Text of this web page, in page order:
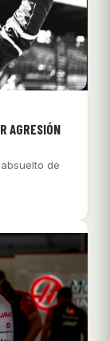
AGRESIÓN
de